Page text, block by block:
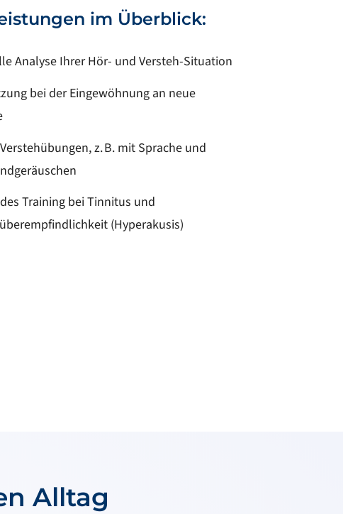
im Überblick:
Analyse Ihrer Hör- und Versteh-Situation
bei der Eingewöhnung an neue
z. B. mit Sprache und
Training bei Tinnitus und
(Hyperakusis)
Alltag